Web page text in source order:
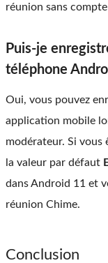
réunion sans
Puis-je
téléphone
Oui, vous pouvez
application mobile
modérateur. Si
la valeur par défaut
dans Android 11 et
réunion Chime.
Conclusion